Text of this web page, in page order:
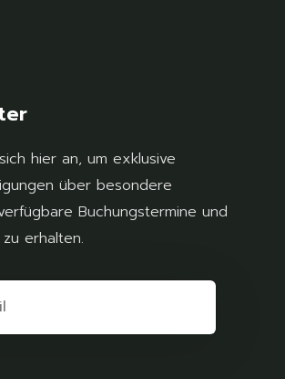
hier an, um exklusive
über besondere
Buchungstermine und
erhalten.